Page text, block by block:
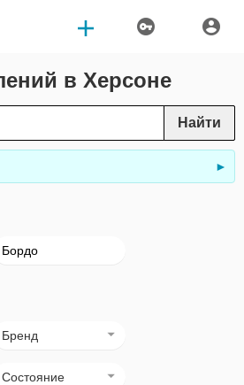
в Херсоне
Найти
►
Бордо
Бренд
Состояние